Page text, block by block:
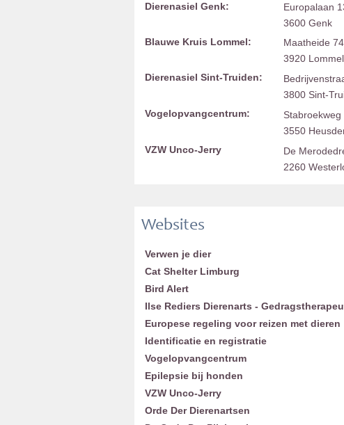
Dierenasiel Genk:
Europalaan
3600 Genk
Blauwe Kruis Lommel:
Maatheide
3920 Lommel
Dierenasiel Sint-Truiden:
3800 Sint-
Vogelopvangcentrum:
Stabroekweg
3550
VZW Unco-Jerry
De
2260
Websites
Verwen je dier
Cat Shelter Limburg
Bird Alert
Ilse Rediers Dierenarts -
Europese regeling voor reizen met dieren
Identificatie en registratie
Vogelopvangcentrum
Epilepsie bij honden
VZW Unco-Jerry
Orde Der Dierenartsen